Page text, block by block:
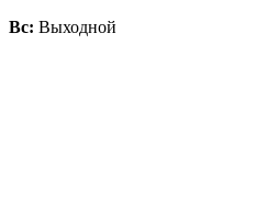
Вс: Выходной